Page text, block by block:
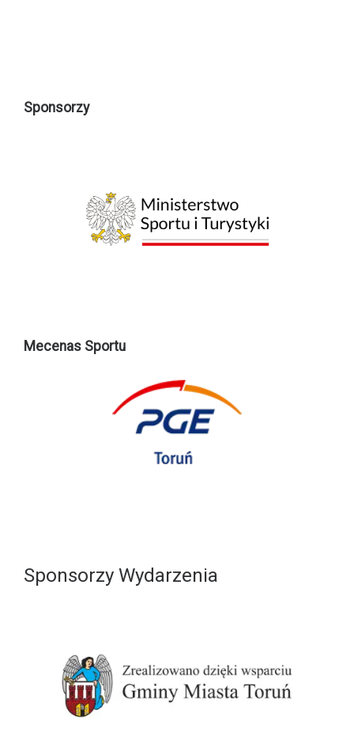
Sponsorzy
Mecenas Sportu
Sponsorzy Wydarzenia